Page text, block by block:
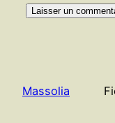
Massolia